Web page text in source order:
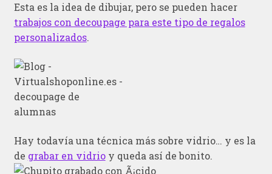
Esta es la idea de dibujar, pero se pueden hacer
trabajos con decoupage para este tipo de regalos
personalizados.
Hay todavía una técnica más sobre vidrio… y es la
de grabar en vidrioy queda así de bonito.